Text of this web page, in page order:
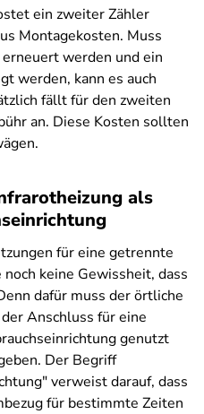
ein zweiter Zähler
Montagekosten. Muss
werden und ein
werden, kann es auch
fällt für den zweiten
an. Diese Kosten sollten
als
für eine getrennte
keine Gewissheit, dass
dafür muss der örtliche
Anschluss für eine
genutzt
Der Begriff
verweist darauf, dass
für bestimmte Zeiten